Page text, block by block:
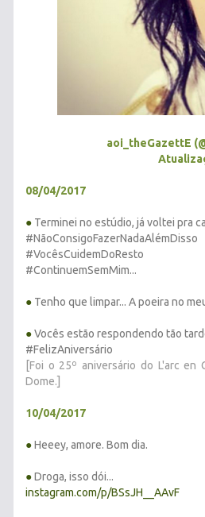
aoi_theGazettE
08/04/2017
● Terminei no estúdio, já voltei pra
#NãoConsigoFazerNadaAlémDisso
#VocêsCuidemDoResto
#ContinuemSemMim...
● Tenho que limpar... A poeira no
●Vocês estão respondendo tão
#FelizAniversário
[Foi o 25º aniversário do L'arc
Dome.]
10/04/2017
●Heeey, amore. Bom dia.
●Droga, isso dói...
instagram.com/p/BSsJH__AAvF